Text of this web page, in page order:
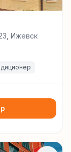
Ижевск